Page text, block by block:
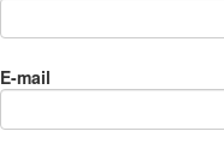
E-mail